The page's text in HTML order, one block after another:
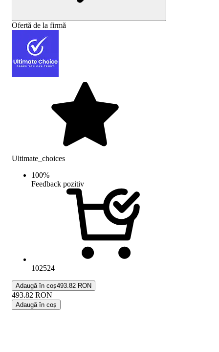
Ofertă de la firmă
Ultimate_choices
100%
Feedback pozitiv
102524
Adaugă în coș493.82 RON
493.82 RON
Adaugă în coș